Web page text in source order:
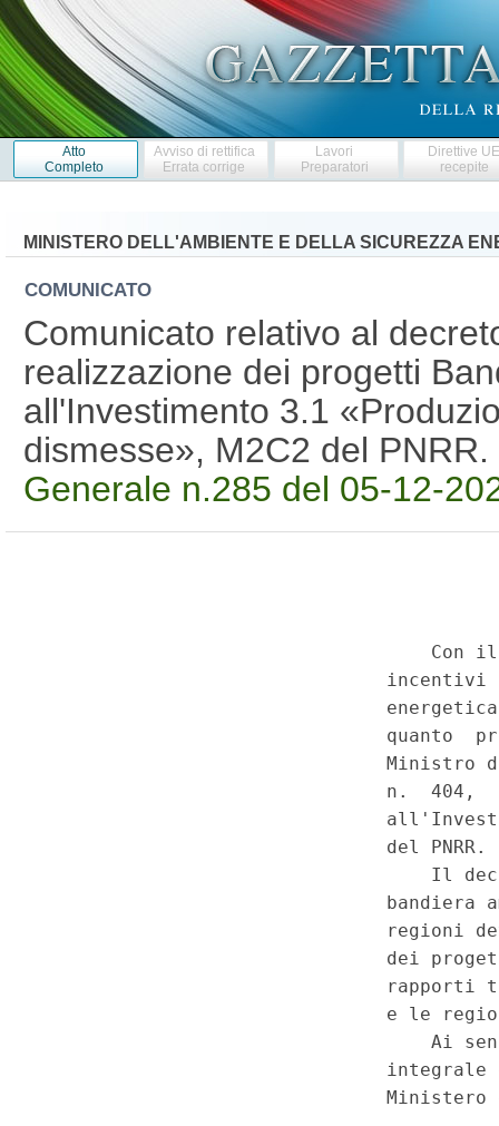
Atto
Completo
Avviso di rettifica
Errata corrige
Lavori
Preparatori
Direttive
recepite
MINISTERO DELL'AMBIENTE E DELLA SICUREZZA
COMUNICATO
Comunicato relativo al
realizzazione dei progetti
all'Investimento 3.1
dismesse», M2C2 del
Generale n.285 del 05-12-